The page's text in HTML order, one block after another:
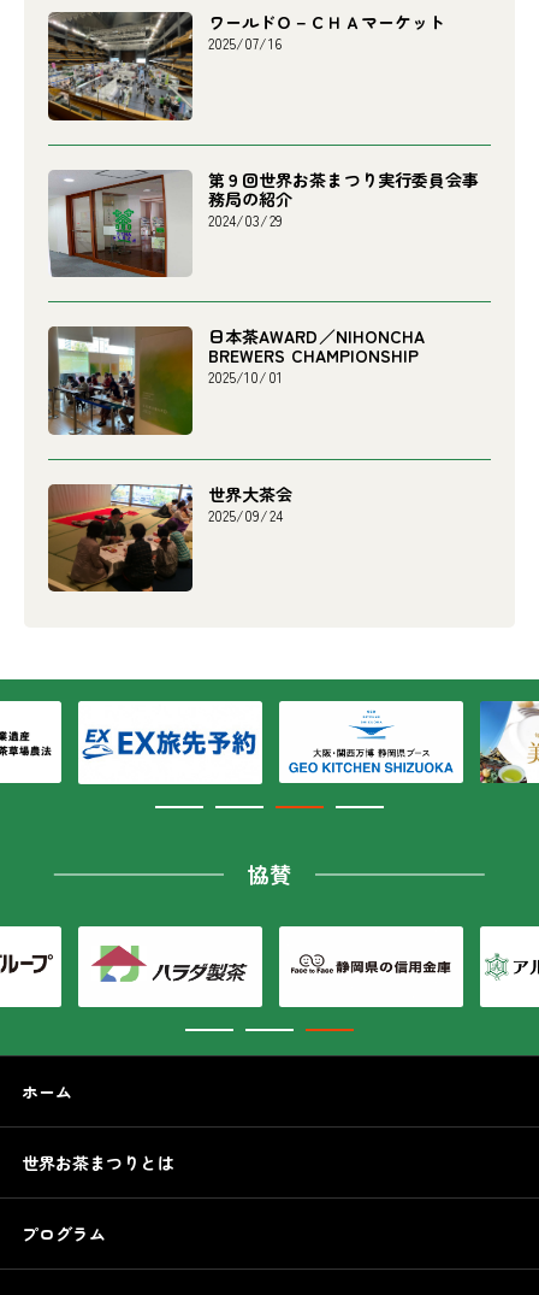
ワールドＯ－ＣＨＡマーケット
2025/07/16
第９回世界お茶まつり実行委員会事
務局の紹介
2024/03/29
日本茶AWARD／NIHONCHA
BREWERS CHAMPIONSHIP
2025/10/01
世界大茶会
2025/09/24
協賛
ホーム
世界お茶まつりとは
プログラム